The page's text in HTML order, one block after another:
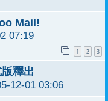
Mail!
07:19
1 2 3
釋出
12-01 03:06